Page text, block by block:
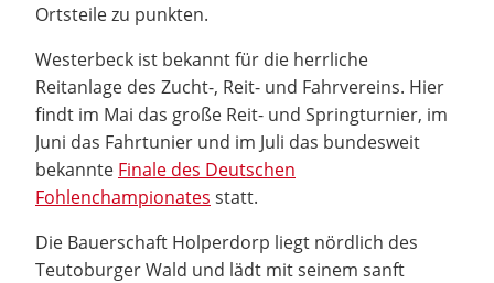
Ortsteile zu punkten.
Westerbeck ist bekannt für die herrliche
Reitanlage des Zucht-, Reit- und Fahrvereins. Hier
findt im Mai das große Reit- und Springturnier, im
Juni das Fahrtunier und im Juli das bundesweit
bekannte Finale des Deutschen
Fohlenchampionates statt.
Die Bauerschaft Holperdorp liegt nördlich des
Teutoburger Wald und lädt mit seinem sanft